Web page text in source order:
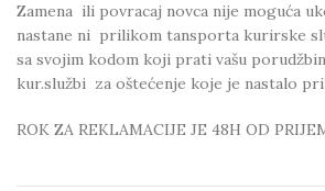
Zamena ili povracaj novca nije moguća
nastane ni prilikom tansporta kurirske
sa svojim kodom koji prati vašu
kur.službi za oštećenje koje je nastalo
ROK ZA REKLAMACIJE JE 48H OD